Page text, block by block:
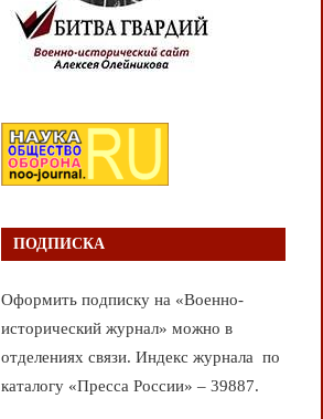
ПОДПИСКА
Оформить подписку на «Военно-
исторический журнал» можно в
отделениях связи. Индекс журнала по
каталогу «Пресса России» – 39887.